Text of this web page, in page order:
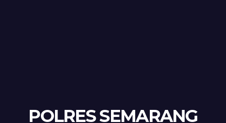
POLRES SEMARANG